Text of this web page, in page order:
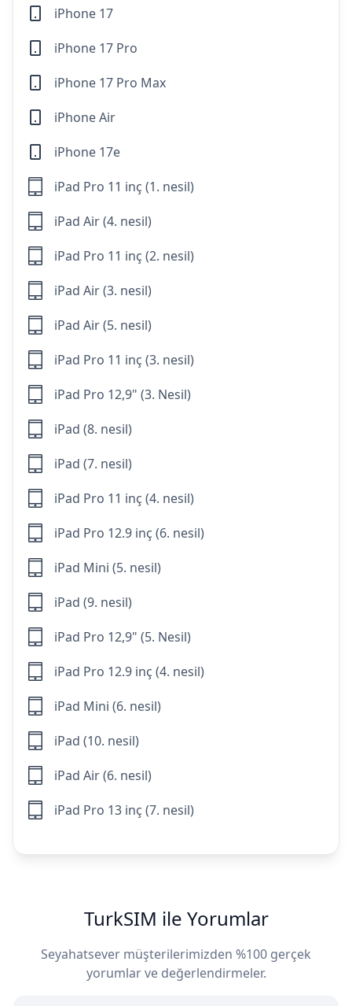
iPhone 17
iPhone 17 Pro
iPhone 17 Pro Max
iPhone Air
iPhone 17e
iPad Pro 11 inç (1. nesil)
iPad Air (4. nesil)
iPad Pro 11 inç (2. nesil)
iPad Air (3. nesil)
iPad Air (5. nesil)
iPad Pro 11 inç (3. nesil)
iPad Pro 12,9" (3. Nesil)
iPad (8. nesil)
iPad (7. nesil)
iPad Pro 11 inç (4. nesil)
iPad Pro 12.9 inç (6. nesil)
iPad Mini (5. nesil)
iPad (9. nesil)
iPad Pro 12,9" (5. Nesil)
iPad Pro 12.9 inç (4. nesil)
iPad Mini (6. nesil)
iPad (10. nesil)
iPad Air (6. nesil)
iPad Pro 13 inç (7. nesil)
TurkSIM ile Yorumlar
Seyahatsever müşterilerimizden %100 gerçek
yorumlar ve değerlendirmeler.